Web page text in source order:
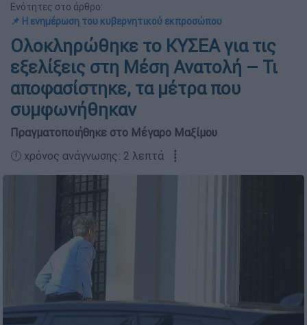
Ενότητες στο άρθρο:
📌 Η ενημέρωση του κυβερνητικού εκπροσώπου
Ολοκληρώθηκε το ΚΥΣΕΑ για τις
εξελίξεις στη Μέση Ανατολή – Τι
αποφασίστηκε, τα μέτρα που
συμφωνήθηκαν
Πραγματοποιήθηκε στο Μέγαρο Μαξίμου
🕛 χρόνος ανάγνωσης: 2 λεπτά ┋